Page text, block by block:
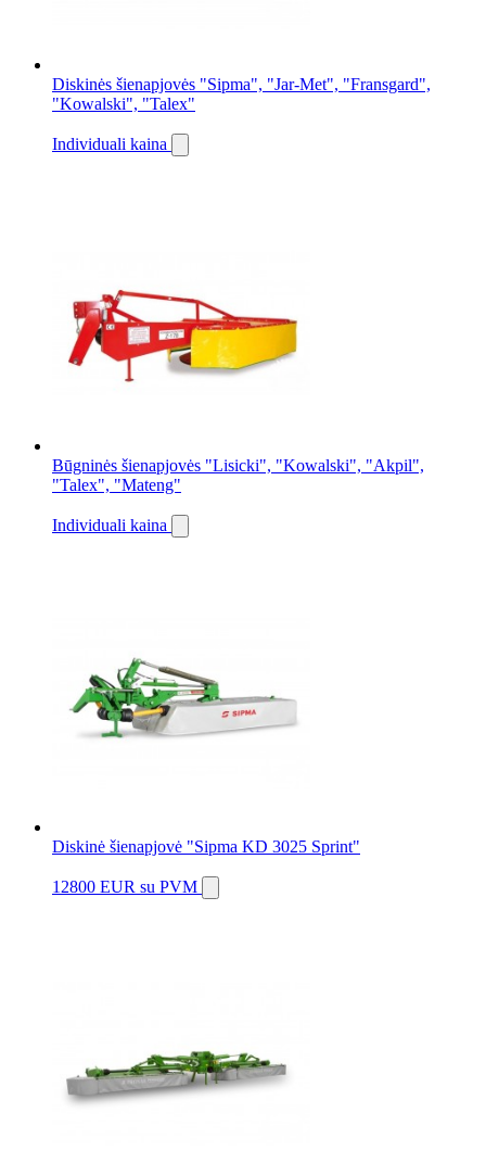
Diskinės šienapjovės "Sipma", "Jar-Met", "Fransgard",
"Kowalski", "Talex"
Individuali kaina
Būgninės šienapjovės "Lisicki", "Kowalski", "Akpil",
"Talex", "Mateng"
Individuali kaina
Diskinė šienapjovė "Sipma KD 3025 Sprint"
12800 EUR su PVM